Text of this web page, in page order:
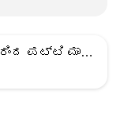
ರಿಂದ ಪಟ್ಟಿ ಮಾಡಲಾಗಿದೆ